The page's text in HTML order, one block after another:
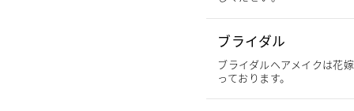
ブライダル
ブライダルヘアメイクは花
っております。